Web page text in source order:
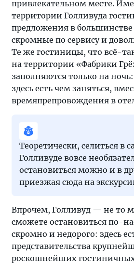
привлекательном месте.
территории Голливуда
предложения в большинстве
скромные по сервису и
Те же гостиницы, что всё-
на территории «Фабрики
заполняются только на
здесь есть чем заняться,
времяпрепровождения в
Теоретически, селиться в
Голливуде вовсе
остановиться можно и в
приезжая сюда на
Впрочем, Голливуд — не то
сможете остановиться по-
скромно и недорого: здесь
представительства
роскошнейших гостиничных